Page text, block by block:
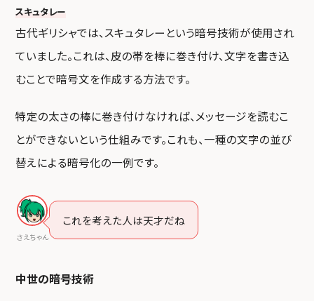
スキュタレー
古代ギリシャでは、スキュタレーという暗号技術が使用され
ていました。これは、皮の帯を棒に巻き付け、文字を書き込
むことで暗号文を作成する方法です。
特定の太さの棒に巻き付けなければ、メッセージを読むこ
とができないという仕組みです。これも、一種の文字の並び
替えによる暗号化の一例です。
さえちゃん
これを考えた人は天才だね
中世の暗号技術